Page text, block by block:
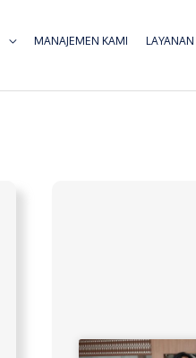
MANAJEMEN KAMI LAYANAN